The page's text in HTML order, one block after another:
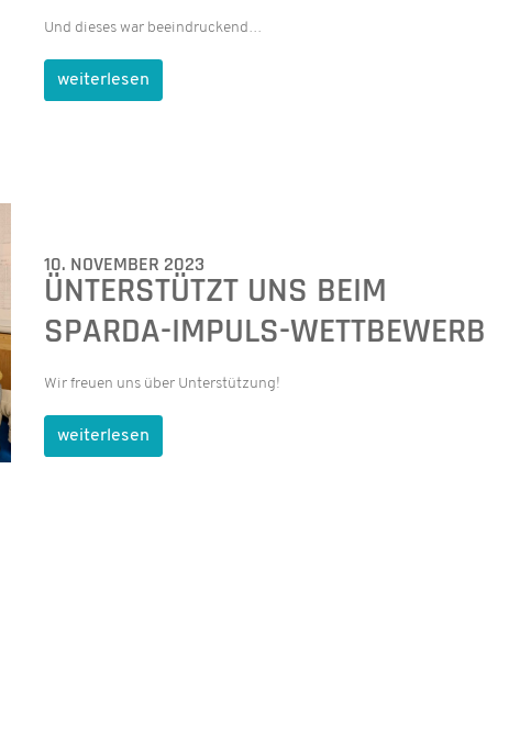
Und dieses war beeindruckend…
weiterlesen
10. NOVEMBER 2023
ÜNTERSTÜTZT UNS BEIM
SPARDA-IMPULS-WETTBEWERB
Wir freuen uns über Unterstützung!
weiterlesen